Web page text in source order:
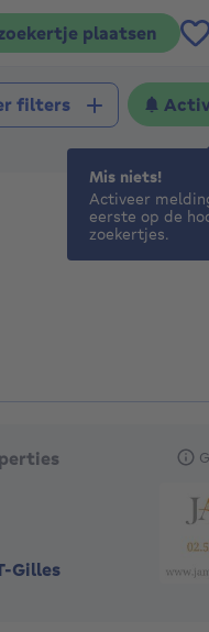
plaatsen
filters
Gilles
Mis niets!
Activeer
eerste op de
zoekertjes.